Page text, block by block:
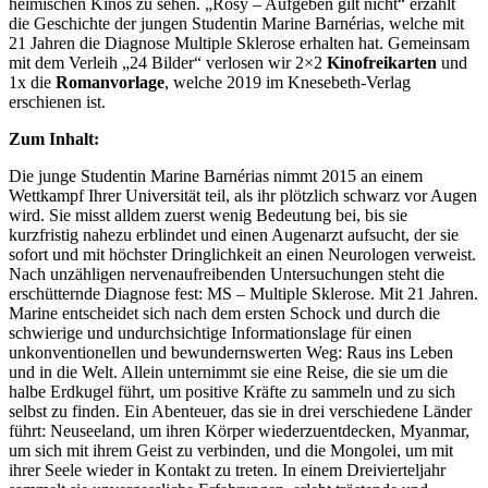
heimischen Kinos zu sehen. „Rosy – Aufgeben gilt nicht“ erzählt
die Geschichte der jungen Studentin Marine Barnérias, welche mit
21 Jahren die Diagnose Multiple Sklerose erhalten hat. Gemeinsam
mit dem Verleih „24 Bilder“ verlosen wir 2×2 Kinofreikarten und
1x die Romanvorlage, welche 2019 im Knesebeth-Verlag
erschienen ist.
Zum Inhalt:
Die junge Studentin Marine Barnérias nimmt 2015 an einem
Wettkampf Ihrer Universität teil, als ihr plötzlich schwarz vor Augen
wird. Sie misst alldem zuerst wenig Bedeutung bei, bis sie
kurzfristig nahezu erblindet und einen Augenarzt aufsucht, der sie
sofort und mit höchster Dringlichkeit an einen Neurologen verweist.
Nach unzähligen nervenaufreibenden Untersuchungen steht die
erschütternde Diagnose fest: MS – Multiple Sklerose. Mit 21 Jahren.
Marine entscheidet sich nach dem ersten Schock und durch die
schwierige und undurchsichtige Informationslage für einen
unkonventionellen und bewundernswerten Weg: Raus ins Leben
und in die Welt. Allein unternimmt sie eine Reise, die sie um die
halbe Erdkugel führt, um positive Kräfte zu sammeln und zu sich
selbst zu finden. Ein Abenteuer, das sie in drei verschiedene Länder
führt: Neuseeland, um ihren Körper wiederzuentdecken, Myanmar,
um sich mit ihrem Geist zu verbinden, und die Mongolei, um mit
ihrer Seele wieder in Kontakt zu treten. In einem Dreivierteljahr